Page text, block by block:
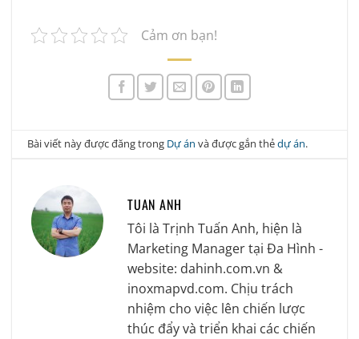
Cảm ơn bạn!
Bài viết này được đăng trong Dự án và được gắn thẻdự án.
TUAN ANH
Tôi là Trịnh Tuấn Anh, hiện là
Marketing Manager tại Đa Hình -
website: dahinh.com.vn &
inoxmapvd.com. Chịu trách
nhiệm cho việc lên chiến lược
thúc đẩy và triển khai các chiến